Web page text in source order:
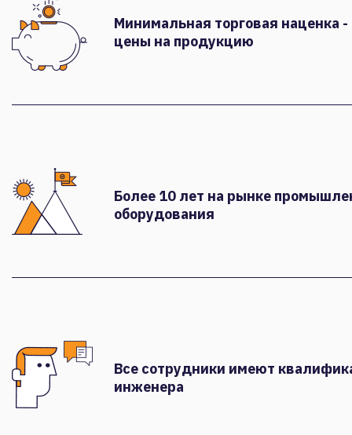
Минимальная торговая наценка
цены на продукцию
Более 10 лет на рынке
оборудования
Все сотрудники имеют
инженера